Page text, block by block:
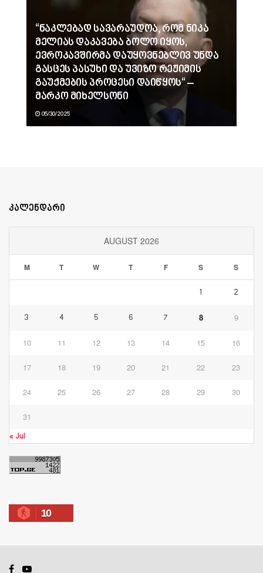
“ნაკლებად სავარაუდოა, რომ ნიკა
მელიას დაკავება ბოლო იყოს,
ევროკავშირმა დაუყოვნებლივ უნდა
გასცეს პასუხი და უვიზო რეჟიმის
გაუქმების პროცესი დაიწყოს“ –
მარკო მიხელსონი
05/30/2025
კალენდარი
AUGUST 2026
M T W T F S S
1 2
3 4 5 6 7 8 9
10 11 12 13 14 15 16
17 18 19 20 21 22 23
24 25 26 27 28 29 30
31
« Jul
10